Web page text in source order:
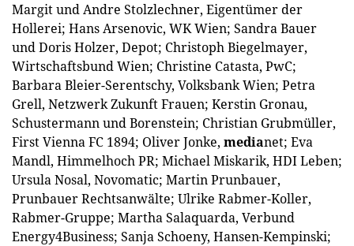
Margit und Andre Stolzlechner, Eigentümer der
Hollerei; Hans Arsenovic, WK Wien; Sandra Bauer
und Doris Holzer, Depot; Christoph Biegelmayer,
Wirtschaftsbund Wien; Christine Catasta, PwC;
Barbara Bleier-Serentschy, Volksbank Wien; Petra
Grell, Netzwerk Zukunft Frauen; Kerstin Gronau,
Schustermann und Borenstein; Christian Grubmüller,
First Vienna FC 1894; Oliver Jonke, medianet; Eva
Mandl, Himmelhoch PR; Michael Miskarik, HDI Leben;
Ursula Nosal, Novomatic; Martin Prunbauer,
Prunbauer Rechtsanwälte; Ulrike Rabmer-Koller,
Rabmer-Gruppe; Martha Salaquarda, Verbund
Energy4Business; Sanja Schoeny, Hansen-Kempinski;